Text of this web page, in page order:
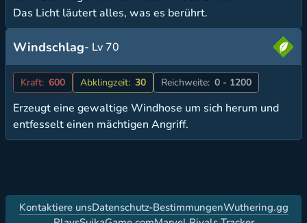
Das Licht läutert alles, was es berührt.
Windschlag- Lv 70
Kraft: 600 Abklingzeit: 30 Reichweite: 0 - 1200
Erzeugt eine gewaltige Windhose um sich herum und
entfesselt einen mächtigen Angriff.
Kontaktiere unsDatenschutz-BestimmungenWuthering.gg